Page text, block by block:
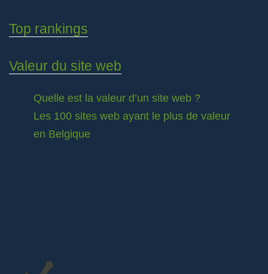
Top rankings
Valeur du site web
Quelle est la valeur d’un site web ?
Les 100 sites web ayant le plus de valeur
en Belgique